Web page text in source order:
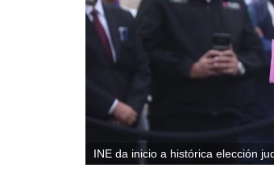
INE da inicio a histórica elección